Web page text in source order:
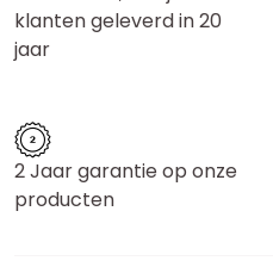
klanten geleverd in 20
jaar
2 Jaar garantie op onze
producten